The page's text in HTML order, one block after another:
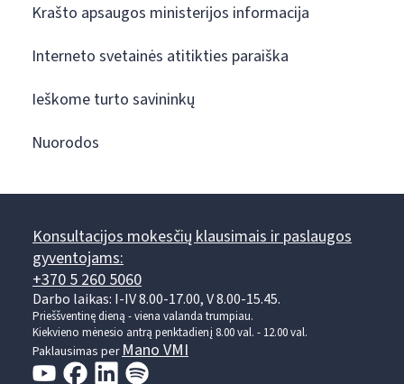
Krašto apsaugos ministerijos informacija
Interneto svetainės atitikties paraiška
Ieškome turto savininkų
Nuorodos
Konsultacijos mokesčių klausimais ir paslaugos
gyventojams:
+370 5 260 5060
Darbo laikas: I-IV 8.00-17.00, V 8.00-15.45.
Prieššventinę dieną - viena valanda trumpiau.
Kiekvieno mėnesio antrą penktadienį 8.00 val. - 12.00 val.
Paklausimas per Mano VMI